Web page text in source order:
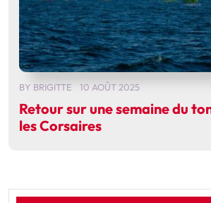
BY BRIGITTE 10 AOÛT 2025
Retour sur une semaine du
les Corsaires